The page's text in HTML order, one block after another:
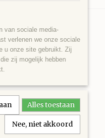
van sociale media-
verlenen we onze sociale
u onze site gebruikt. Zij
zij mogelijk hebben
Alles toestaan
Nee, niet akkoord